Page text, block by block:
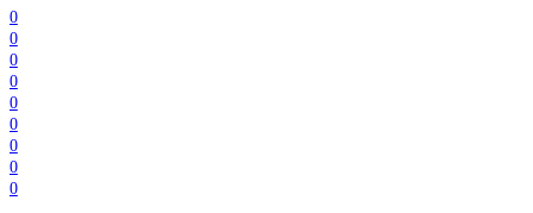
0
0
0
0
0
0
0
0
0